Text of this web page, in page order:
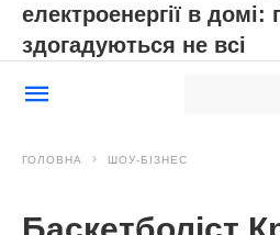
електроенергії в домі:
здогадуються не всі